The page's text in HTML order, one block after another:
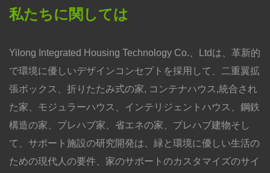
私たちに関しては
Yilong Integrated Housing Technology Co.、Ltdは、革新的
で環境に優しいデザインコンセプトを採用して、二重翼拡
張ボックス、折りたたみ式の家, コンテナハウス,統合され
た家、モジュラーハウス、インテリジェントハウス、鋼鉄
構造の家、プレハブ家、省エネの家、プレハブ建物そし
て、サポート施設の研究開発は、緑と環境に優しい生活の
ための現代人の要件、家のサポートのカスタマイズのサイ